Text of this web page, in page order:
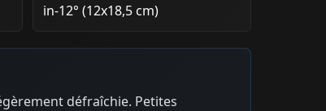
in-12° (12x18,5 cm)
défraîchie. Petites